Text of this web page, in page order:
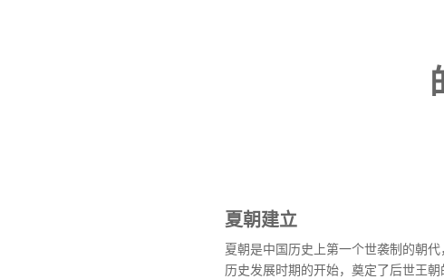
夏朝建立
夏朝是中国历史上第一个世袭制的朝
历史发展时期的开始，奠定了后世王朝